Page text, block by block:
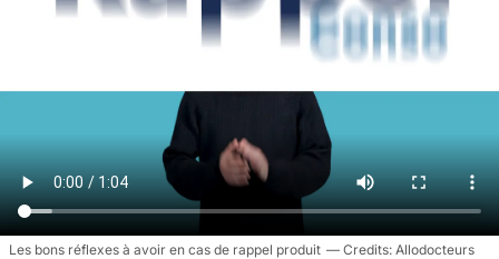
Les bons réflexes à avoir en cas de rappel produit Allodocteurs